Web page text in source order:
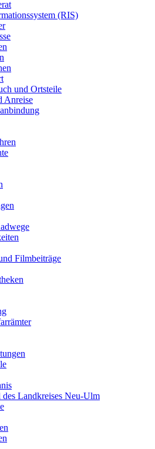
(RIS)
und Ortsteile
Anreise
Filmbeiträge
des Landkreises Neu-Ulm